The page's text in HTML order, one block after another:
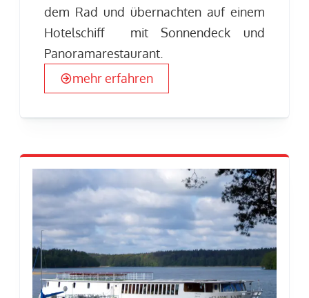
dem Rad und übernachten auf einem
Hotelschiff mit Sonnendeck und
Panoramarestaurant.
mehr erfahren